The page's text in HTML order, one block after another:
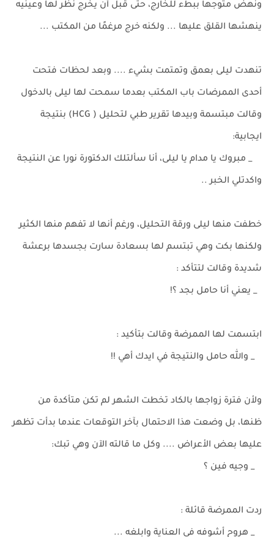
ونهض متوجها ببطء للخارج، حتى قبل أن يخرج نظر لها وعينيه
ينهشها القلق عليها ... ولكنه خرج مرغمًا من المكتب ...
تنهدت ليلى بعمق وتمتمت بشيء .... وبعد لحظات فتحت
أحدى الممرضات باب المكتب بعدما سمحت لها ليلى بالدخول
وقالت مبتسمة وبيدها تقرير طبي لتحليل ( HCG) بنتيجة
ايجابية:
_ مبروك يا مدام يا ليلى، أنا سألتلك الدكتورة نورا عن النتيجة
واكدتلي الخبر ..
خطفت منها ليلى ورقة التحليل، ورغم أنها لا تفهم منها الكثير
ولكنها بكت وهي تبتسم لها بسعادة سارت بجسدها برعشة
شديدة وقالت لتتأكد :
_ يعني أنا حامل بجد ؟!
ابتسمت لها الممرضة وقالت بتأكيد :
_ والله حامل والنتيجة في ايدك أهي !!
ولأن فترة زواجها بالكاد تخطت الشهر لم تكن متأكدة من
ظنها، بل وضعت هذا الاحتمال بآخر التوقعات عندما بدأت تظهر
عليها بعض الأعراض .... وكل ما قالته الآن وهي تبك:
_ وجيه فين ؟
ردت الممرضة قائلة :
_ هروح أشوفه في العناية وابلغه ...